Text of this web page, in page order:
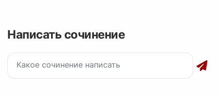
Написать сочинение